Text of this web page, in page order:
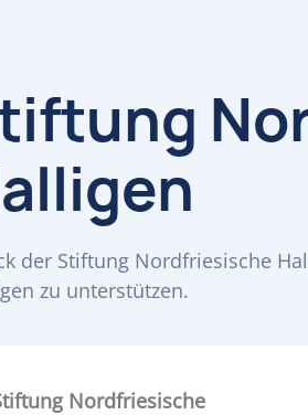
der Stiftung Nordfriesische
zu unterstützen.
Nordfriesische